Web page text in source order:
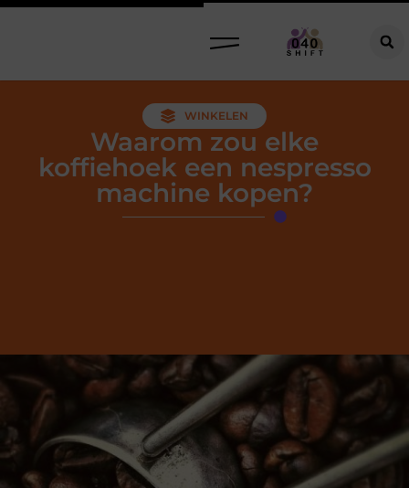
WINKELEN
Waarom zou elke
koffiehoek een nespresso
machine kopen?